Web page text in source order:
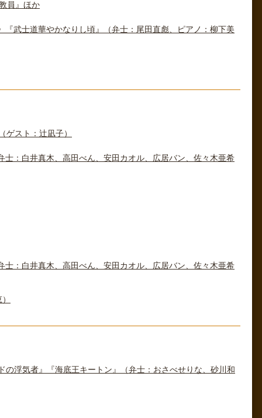
員』ほか
武士道華やかなりし頃』（弁士：尾田直彪、ピアノ：柳下美
スト：辻凪子）
：白井真木、高田べん、安田カオル、広居バン、佐々木亜希
：白井真木、高田べん、安田カオル、広居バン、佐々木亜希
浮気者』『海底王キートン』（弁士：おさべせりな、砂川和